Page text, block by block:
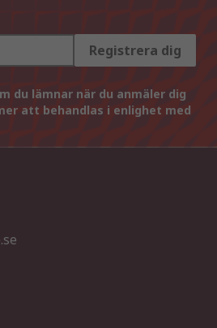
Registrera dig
du lämnar när du anmäler dig
att behandlas i enlighet med